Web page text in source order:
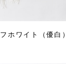
ホワイト（優白）